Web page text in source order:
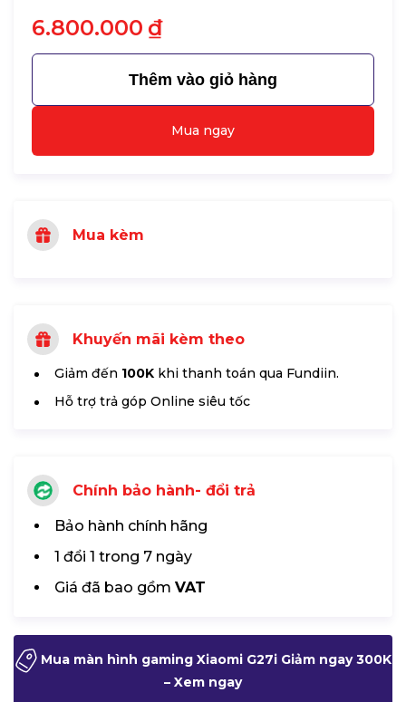
6.800.000 ₫
Thêm vào giỏ hàng
Mua ngay
Mua kèm
Khuyến mãi kèm theo
Giảm đến 100K khi thanh toán qua Fundiin.
Hỗ trợ trả góp Online siêu tốc
Chính bảo hành- đổi trả
Bảo hành chính hãng
1 đổi 1 trong 7 ngày
Giá đã bao gồm VAT
Mua màn hình gaming Xiaomi G27i Giảm ngay 300K
– Xem ngay